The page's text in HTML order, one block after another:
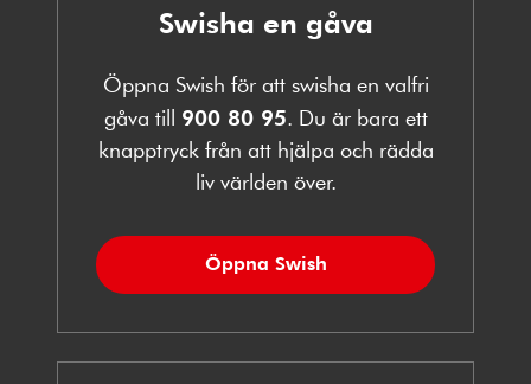
Swisha en gåva
Öppna Swish för att swisha en valfri
gåva till 900 80 95. Du är bara ett
knapptryck från att hjälpa och rädda
liv världen över.
Öppna Swish